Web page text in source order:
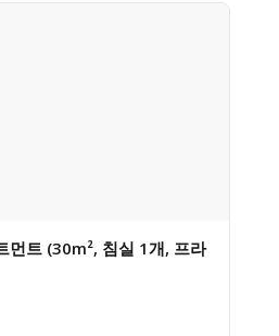
먼트 (30m², 침실 1개, 프라